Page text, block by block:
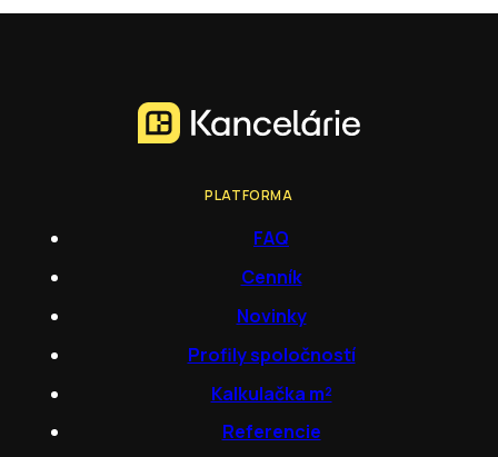
PLATFORMA
FAQ
Cenník
Novinky
Profily spoločností
Kalkulačka m²
Referencie